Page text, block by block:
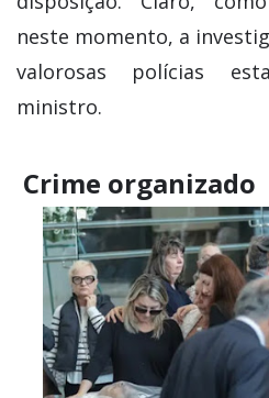
neste momento, a
valorosas polícias
ministro.
Crime organizado